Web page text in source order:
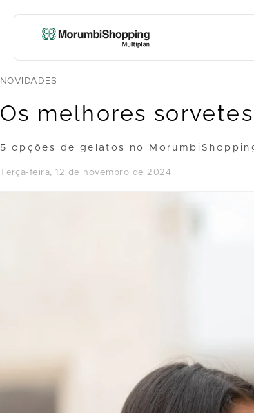
NOVIDADES
Os melhores
5 opções de gelatos no
terça-feira, 12 de novembro de 2024